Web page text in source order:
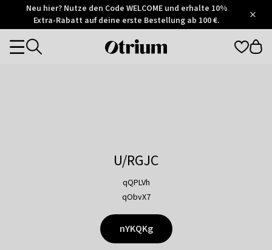
Otrium
Trustpilot
Neu hier? Nutze den Code WELCOME und erhalte 10%
Extra-Rabatt auf deine erste Bestellung ab 100 €.
Otrium
Categories
U/RGJC
qQPLVh
qObvX7
nYKQKg